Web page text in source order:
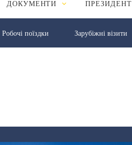
ДОКУМЕНТИ ПРЕЗИДЕНТ
Робочі поїздки Зарубіжні візити